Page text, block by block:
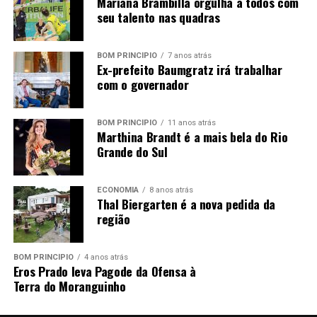
Casada com o professor Luiz Mello da Rosa, fez de tudo
para oportunizar à filha Bruna, o que ela mesmo não
tivera. Valorizava o estudo, a cultura, o conhecimento
amplo…
No último final de semana apresentou um problema
súbito de saúde e foi levada ao hospital. Transferida para
Caxias do Sul e não mais viu a sua Salvador do Sul.
Aos 78 anos partiu à morada eterna e nesta quinta terá
o povo a oportunidade de dizer, obrigado e até breve,
àquela que foi pioneira em terras salvadorenses.
seu talento nas quadras
BOM PRINCÍPIO 7 anos atrás
Ex-prefeito Baumgratz irá trabalhar
com o governador
BOM PRINCÍPIO 11 anos atrás
Marthina Brandt é a mais bela do Rio
Grande do Sul
ECONOMIA 8 anos atrás
Thal Biergarten é a nova pedida da
região
BOM PRINCÍPIO 4 anos atrás
Eros Prado leva Pagode da Ofensa à
Terra do Moranguinho